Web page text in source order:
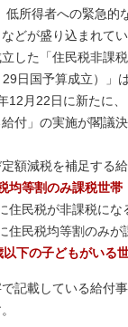
低所得者への緊急的
どが盛り込まれてい
した「住民税非課
日国予算成立）」
12月22日に新たに
付」の実施が閣議決
額減税を補足する
均等割のみ課税世帯
住民税が非課税にな
住民税均等割のみ
以下の子どもがいる
記載している給付